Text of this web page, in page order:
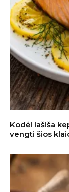
Kodėl lašiša
vengti šios